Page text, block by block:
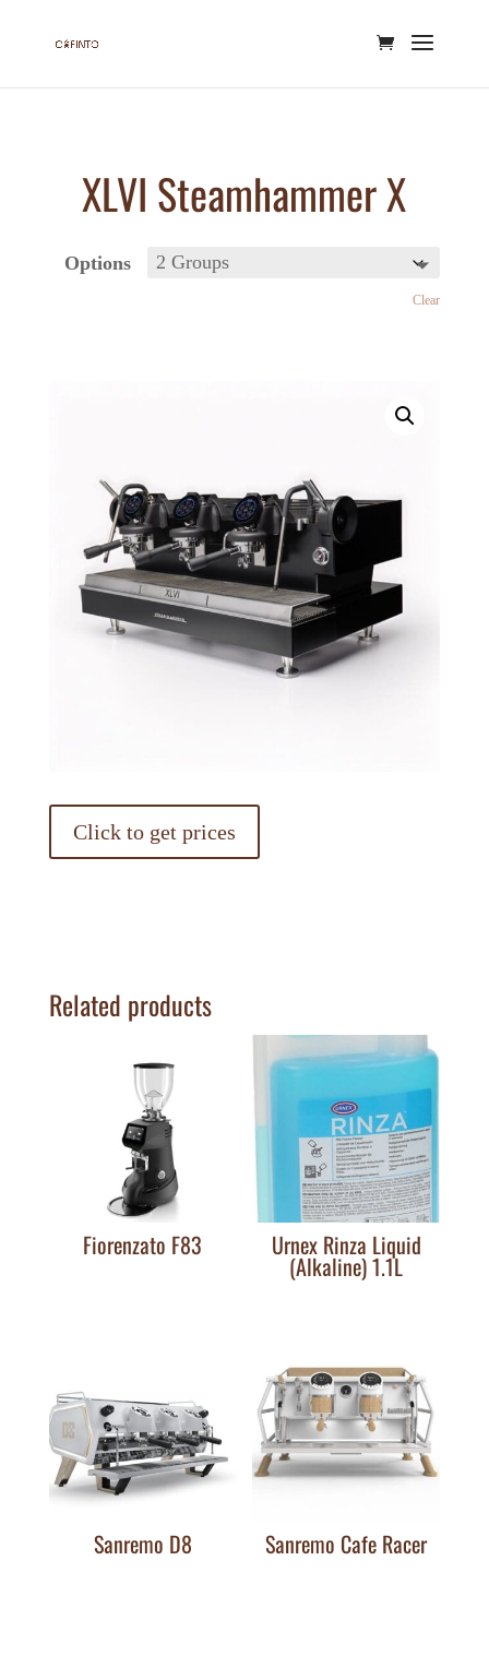
XLVI Steamhammer X
Options
Clear
Click to get prices
Related products
Fiorenzato F83 Urnex Rinza Liquid
(Alkaline) 1.1L
Sanremo D8 Sanremo Cafe Racer